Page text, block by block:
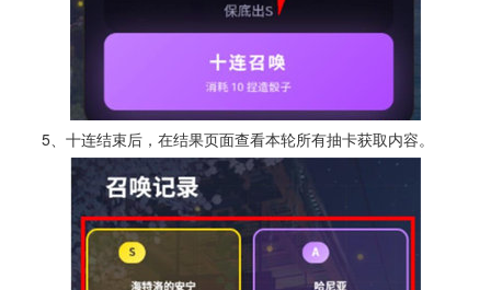
5、十连结束后，在结果页面查看本轮所有抽卡获取内容。